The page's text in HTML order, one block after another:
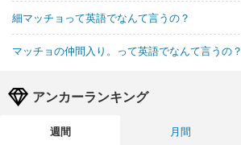
細マッチョって英語でなんて言うの？
マッチョの仲間入り。って英語でなんて言うの？
アンカーランキング
週間 月間